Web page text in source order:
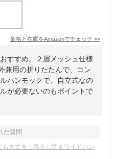
価格と在庫をAmazonでチェック >>
すすめ。２層メッシュ仕様
兼用の折りたたんで、コン
ハンモックで、自立式なの
が必要ないのもポイントで
た質問
も大丈夫！吊るし型＆ワイドハン